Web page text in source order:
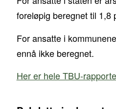
foreløpig beregnet til 1,8
For ansatte i
ennå ikke beregnet.
Her er hele TBU-